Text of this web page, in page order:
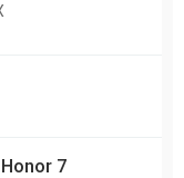
7